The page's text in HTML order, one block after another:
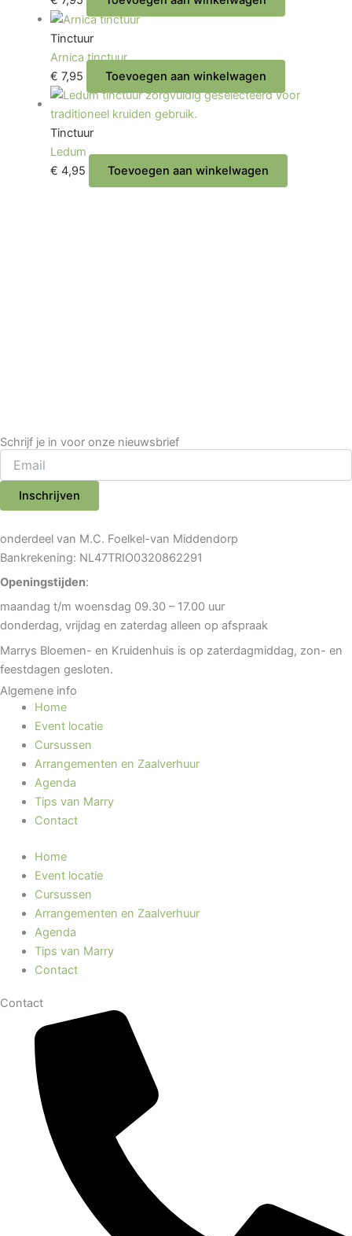
Tinctuur
Arnica tinctuur
€ 7,95 Toevoegen aan winkelwagen
Tinctuur
Ledum
€ 4,95 Toevoegen aan winkelwagen
Schrijf je in voor onze nieuwsbrief
Inschrijven
onderdeel van M.C. Foelkel-van Middendorp
Bankrekening: NL47TRIO0320862291
Openingstijden:
maandag t/m woensdag 09.30 – 17.00 uur
donderdag, vrijdag en zaterdag alleen op afspraak
Marrys Bloemen- en Kruidenhuis is op zaterdagmiddag, zon- en
feestdagen gesloten.
Algemene info
Home
Event locatie
Cursussen
Arrangementen en Zaalverhuur
Agenda
Tips van Marry
Contact
Home
Event locatie
Cursussen
Arrangementen en Zaalverhuur
Agenda
Tips van Marry
Contact
Contact